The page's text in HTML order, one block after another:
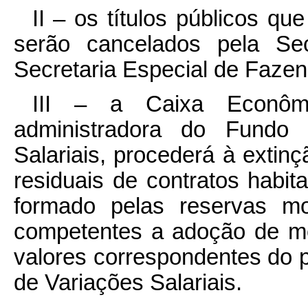
II – os títulos públicos
serão cancelados pela
Secretaria Especial de
III – a Caixa
administradora do
Salariais, procederá à
residuais de contratos
formado pelas reservas
competentes a adoção de
valores correspondentes do
de Variações Salariais.